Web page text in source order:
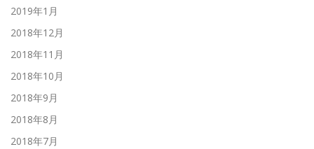
2019年1月
2018年12月
2018年11月
2018年10月
2018年9月
2018年8月
2018年7月